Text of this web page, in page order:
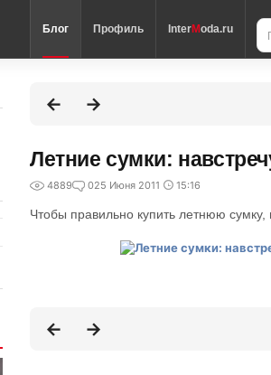
Блог Профиль InterModa.ru
Летние сумки:
4889 025 Июня 2011 15:16
Чтобы правильно купить летнюю сумку,